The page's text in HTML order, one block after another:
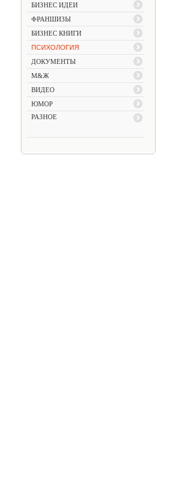
БИЗНЕС ИДЕИ
ФРАНШИЗЫ
БИЗНЕС КНИГИ
ПСИХОЛОГИЯ
ДОКУМЕНТЫ
М&Ж
ВИДЕО
ЮМОР
РАЗНОЕ